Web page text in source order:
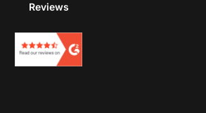
Reviews